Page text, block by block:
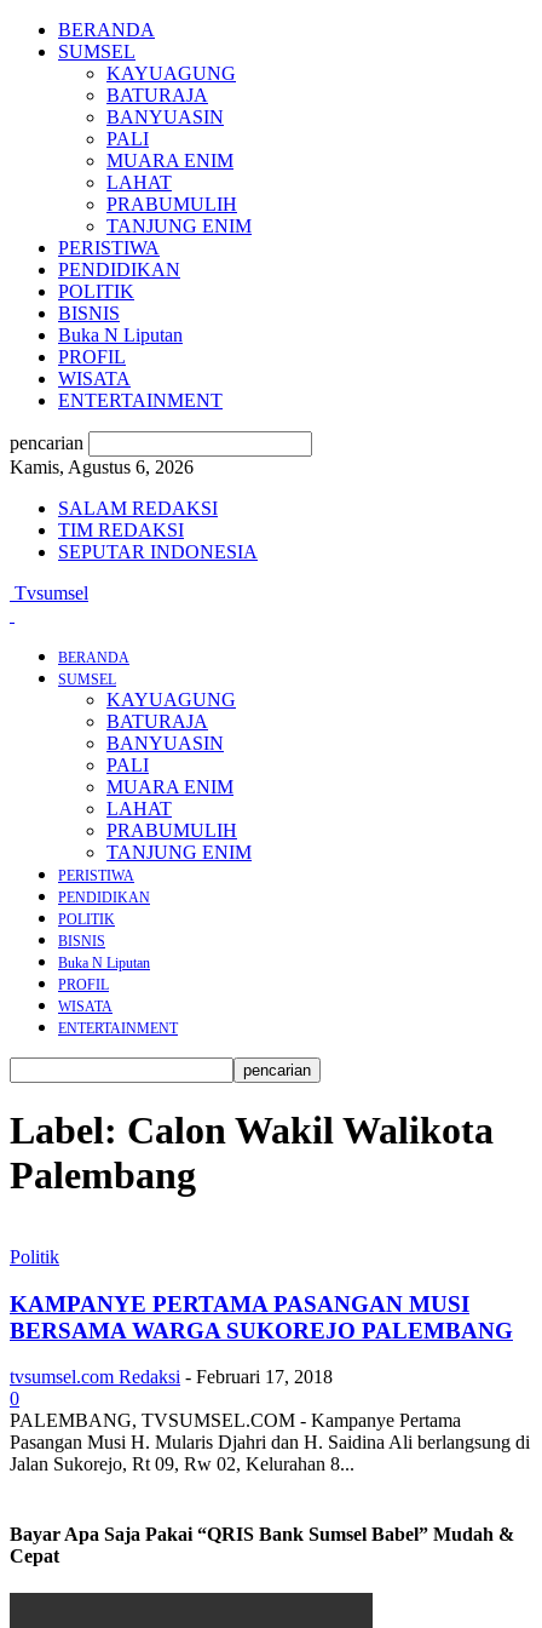
BERANDA
SUMSEL
KAYUAGUNG
BATURAJA
BANYUASIN
PALI
MUARA ENIM
LAHAT
PRABUMULIH
TANJUNG ENIM
PERISTIWA
PENDIDIKAN
POLITIK
BISNIS
Buka N Liputan
PROFIL
WISATA
ENTERTAINMENT
pencarian
Kamis, Agustus 6, 2026
SALAM REDAKSI
TIM REDAKSI
SEPUTAR INDONESIA
Tvsumsel
BERANDA
SUMSEL
KAYUAGUNG
BATURAJA
BANYUASIN
PALI
MUARA ENIM
LAHAT
PRABUMULIH
TANJUNG ENIM
PERISTIWA
PENDIDIKAN
POLITIK
BISNIS
Buka N Liputan
PROFIL
WISATA
ENTERTAINMENT
Label: Calon Wakil Walikota
Palembang
Politik
KAMPANYE PERTAMA PASANGAN MUSI
BERSAMA WARGA SUKOREJO PALEMBANG
tvsumsel.com Redaksi - Februari 17, 2018
0
PALEMBANG, TVSUMSEL.COM - Kampanye Pertama
Pasangan Musi H. Mularis Djahri dan H. Saidina Ali berlangsung di
Jalan Sukorejo, Rt 09, Rw 02, Kelurahan 8...
Bayar Apa Saja Pakai “QRIS Bank Sumsel Babel” Mudah &
Cepat